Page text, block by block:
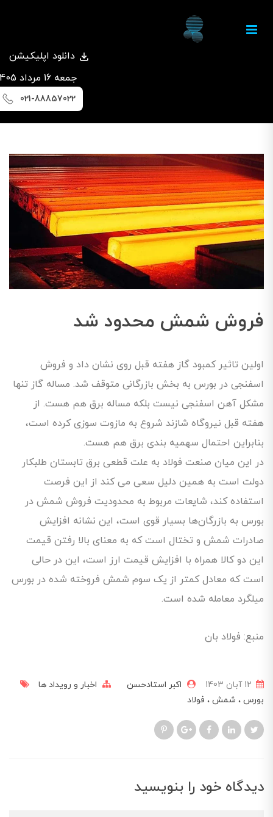
دانلود اپلیکیشن
جمعه 16 مرداد 1405
021-88857022
فروش شمش محدود شد
اولین تاثیر کمبود گاز هفته قبل روی نشان داد و فروش
اسفنجی در بورس به بخش بازرگانی متوقف شد. مساله گاز تنها
مشکل آهن اسفنجی نیست بلکه مساله برق هم هست. از
هفته قبل نیروگاه شازند شروع به مازوت سوزی کرده است،
بنابراین احتمال سهمیه بندی برق هم هست.
در این میان صنعت فولاد به علت قطعی برق تابستان طلبکار
دولت است به همین دلیل سعی می کند از این فرصت
استفاده کند، شایعات مربوط به محدودیت فروش شمش در
بورس به بازرگان‌ها بسیار قوی است، این نشانه افزایش
صادرات شمش و تختال است که به معنای بالا رفتن قیمت
این دو کالا همراه با افزایش قیمت ارز است، این در حالی
است که معادل کمتر از یک سوم شمش فروخته شده در بورس
میلگرد معامله شده است.
منبع: فولاد بان
12 آبان 1403 اکبر استادحسن
اخبار و رویداد ها
بورس شمش فولاد
دیدگاه خود را بنویسید